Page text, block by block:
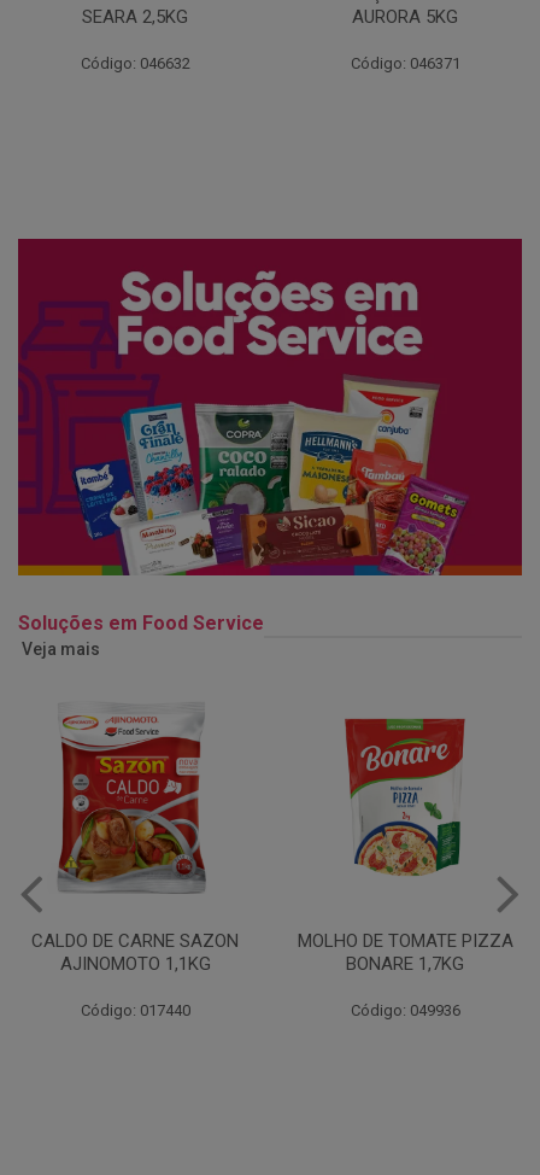
AURORA 5KG
Código: 046371
FATIADO PAKAN 200G
Código: 061522
Soluções em Food Service
Veja mais
MOLHO DE TOMATE PIZZA
BONARE 1,7KG
Código: 049936
MARGARINA USO
PROFISSIONAL 80% CUKIN
Código: 062469